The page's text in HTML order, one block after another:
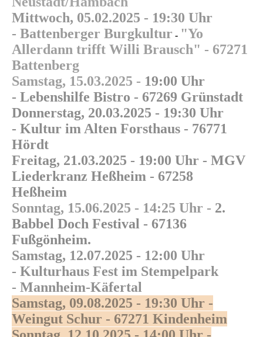
Mittwoch, 05.02.2025 - 19:30 Uhr
- Battenberger Burgkultur - "Yo
Allerdann trifft Willi Brausch" - 67271
Battenberg
Samstag, 15.03.2025 - 19:00 Uhr
- Lebenshilfe Bistro - 67269 Grünstadt
Donnerstag, 20.03.2025 - 19:30 Uhr
- Kultur im Alten Forsthaus - 76771
Hördt
Freitag, 21.03.2025 - 19:00 Uhr - MGV
Liederkranz Heßheim - 67258
Heßheim
Sonntag, 15.06.2025 - 14:25 Uhr - 2.
Babbel Doch Festival - 67136
Fußgönheim.
Samstag, 12.07.2025 - 12:00 Uhr
- Kulturhaus Fest im Stempelpark
- Mannheim-Käfertal
Samstag, 09.08.2025 - 19:30 Uhr -
Weingut Schur - 67271 Kindenheim